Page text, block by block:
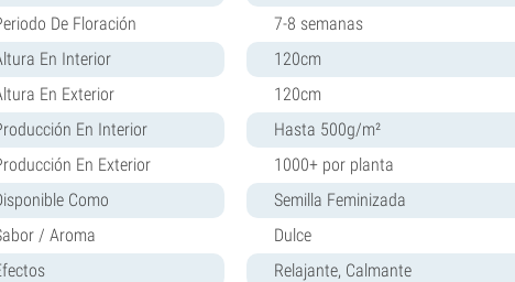
De Floración
7-8 semanas
En Interior
120cm
En Exterior
120cm
En Interior
Hasta 500g/m²
En Exterior
1000+ por planta
Como
Semilla Feminizada
/ Aroma
Dulce
Relajante, Calmante